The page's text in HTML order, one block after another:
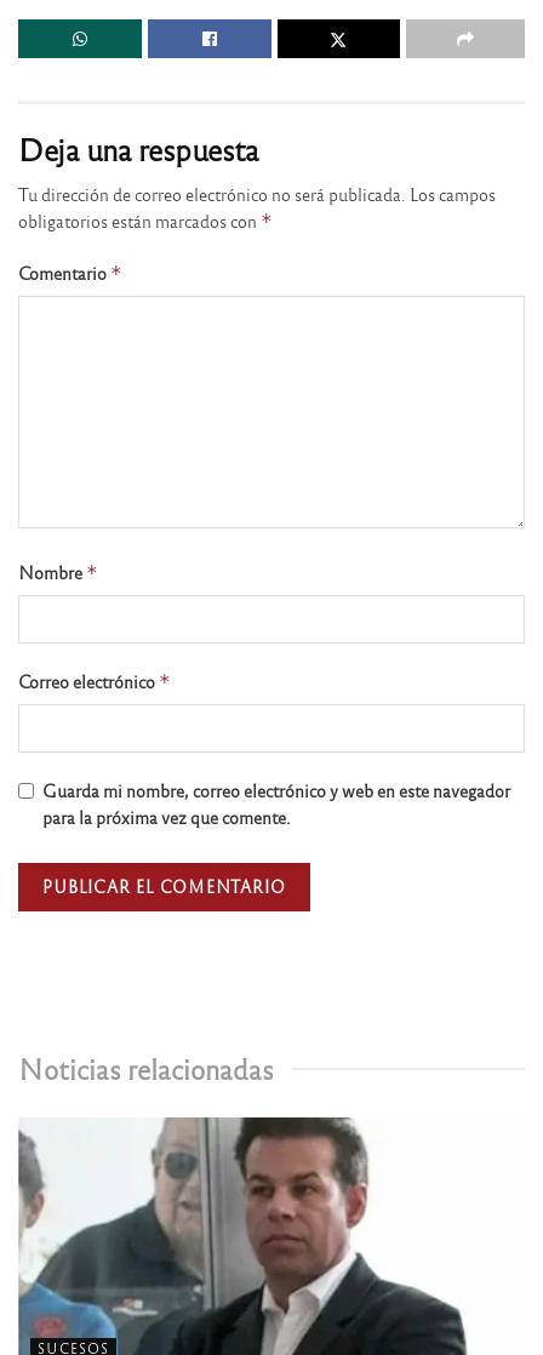
Noticias relacionadas
SUCESOS
Deja una respuesta
Tu dirección de correo electrónico no será publicada. Los campos
obligatorios están marcados con *
Comentario *
Nombre *
Correo electrónico *
Guarda mi nombre, correo electrónico y web en este navegador
para la próxima vez que comente.